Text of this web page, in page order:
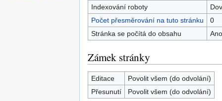
Indexování roboty
Počet přesměrování na tuto stránku
0
Stránka se počítá do obsahu
Ano
Zámek stránky
Editace
Povolit všem (do odvolání)
Přesunutí
Povolit všem (do odvolání)